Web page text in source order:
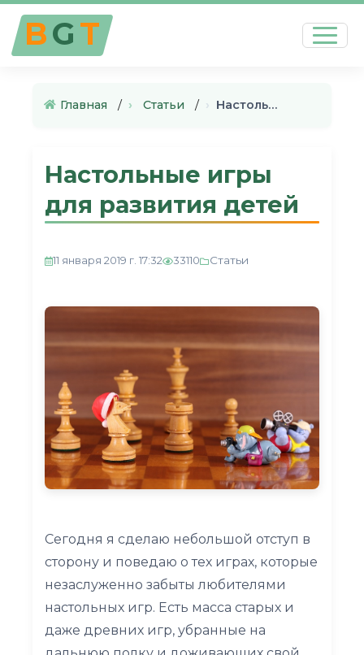
BGT
Главная › Статьи › Настольные игры для развития …
Настольные игры
для развития детей
11 января 2019 г. 17:32 33110 Статьи
Сегодня я сделаю небольшой отступ в
сторону и поведаю о тех играх, которые
незаслуженно забыты любителями
настольных игр. Есть масса старых и
даже древних игр, убранные на